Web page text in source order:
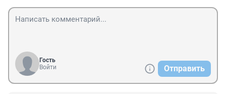
Гость
Войти
Отправить